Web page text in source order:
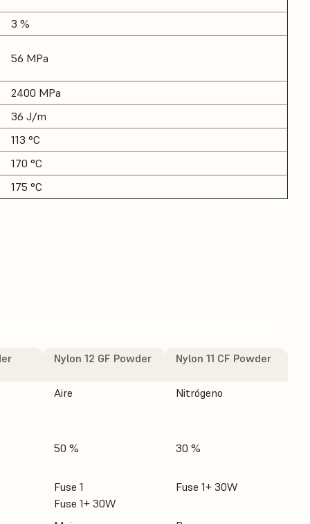
3 %
56 MPa
2400 MPa
36 J/m
113 °C
170 °C
175 °C
Nylon 12 GF Powder Nylon 11 CF Powder
Aire Nitrógeno
50 % 30 %
Fuse 1
Fuse 1+ 30W
Fuse 1+ 30W